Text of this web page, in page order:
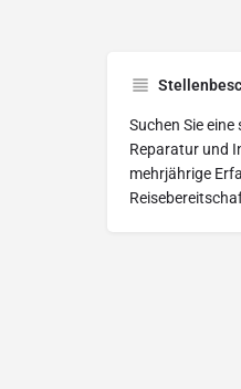
Suchen Sie
Reparatur und
mehrjährige